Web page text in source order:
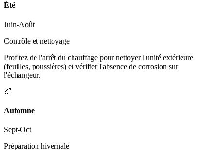
Été
Juin-Août
Contrôle et nettoyage
Profitez de l'arrêt du chauffage pour nettoyer l'unité extérieure
(feuilles, poussières) et vérifier l'absence de corrosion sur
l'échangeur.
🍂
Automne
Sept-Oct
Préparation hivernale